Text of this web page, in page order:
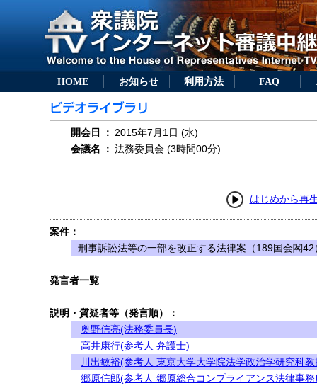
HOME お知らせ 利用方法 FAQ
開会日 ： 2015年7月1日 (水)
会議名
： 法務委員会 (3時間00分)
はじめから再
案件：
刑事訴訟法等の一部を改正する法律案（189国会閣42
発言者一覧
説明・質疑者等（発言順）：
奥野信亮(法務委員長)
高井康行(参考人 弁護士)
川出敏裕(参考人 東京大学大学院法学政治学研究科
郷原信郎(参考人 郷原総合コンプライアンス法律事務